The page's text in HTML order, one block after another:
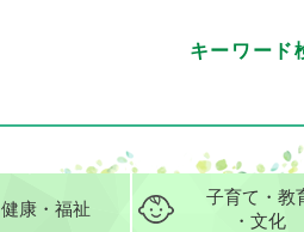
健康・福祉
子育て ・教
・文化
キーワード